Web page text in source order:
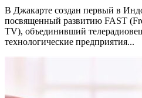
В Джакарте создан первый в
посвященный развитию FAST
TV), объединивший
технологические предприятия...